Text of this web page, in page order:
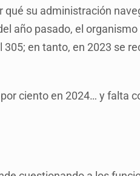
su administración
año pasado, el
en tanto, en 2023 se
ciento en 2024… y falta